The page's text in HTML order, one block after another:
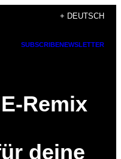
+ DEUTSCH
SUBSCRIBENEWSLETTER
Remix
deine